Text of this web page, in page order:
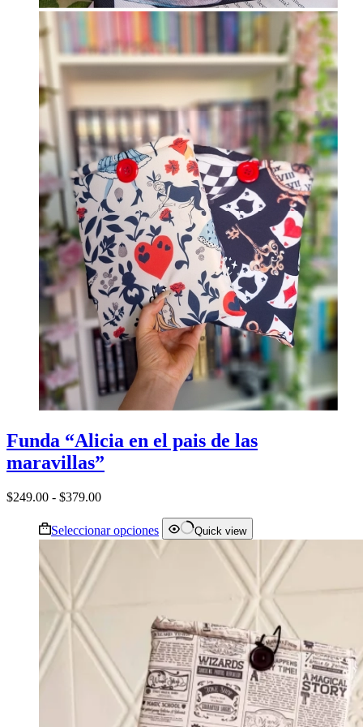
Funda “Alicia en el pais de las
maravillas”
$249.00 - $379.00Rango
precios:
desde
$249.00
hasta
Seleccionar opciones Este
producto
se
pueden
elegir
en
la
página
de
Quick view